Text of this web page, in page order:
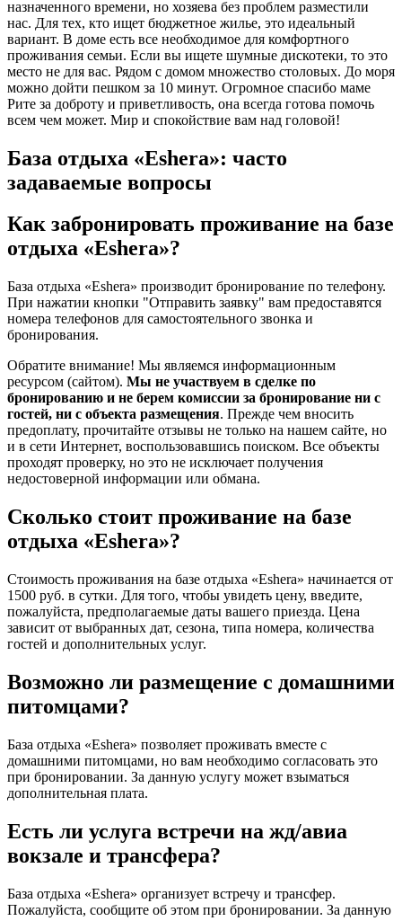
назначенного времени, но хозяева без проблем разместили
нас. Для тех, кто ищет бюджетное жилье, это идеальный
вариант. В доме есть все необходимое для комфортного
проживания семьи. Если вы ищете шумные дискотеки, то это
место не для вас. Рядом с домом множество столовых. До моря
можно дойти пешком за 10 минут. Огромное спасибо маме
Рите за доброту и приветливость, она всегда готова помочь
всем чем может. Мир и спокойствие вам над головой!
База отдыха «Eshera»: часто
задаваемые вопросы
Как забронировать проживание на базе
отдыха «Eshera»?
База отдыха «Eshera» производит бронирование по телефону.
При нажатии кнопки "Отправить заявку" вам предоставятся
номера телефонов для самостоятельного звонка и
бронирования.
Обратите внимание! Мы являемся информационным
ресурсом (сайтом). Мы не участвуем в сделке по
бронированию и не берем комиссии за бронирование ни с
гостей, ни с объекта размещения. Прежде чем вносить
предоплату, прочитайте отзывы не только на нашем сайте, но
и в сети Интернет, воспользовавшись поиском. Все объекты
проходят проверку, но это не исключает получения
недостоверной информации или обмана.
Сколько стоит проживание на базе
отдыха «Eshera»?
Стоимость проживания на базе отдыха «Eshera» начинается от
1500 руб. в сутки. Для того, чтобы увидеть цену, введите,
пожалуйста, предполагаемые даты вашего приезда. Цена
зависит от выбранных дат, сезона, типа номера, количества
гостей и дополнительных услуг.
Возможно ли размещение с домашними
питомцами?
База отдыха «Eshera» позволяет проживать вместе с
домашними питомцами, но вам необходимо согласовать это
при бронировании. За данную услугу может взыматься
дополнительная плата.
Есть ли услуга встречи на жд/авиа
вокзале и трансфера?
База отдыха «Eshera» организует встречу и трансфер.
Пожалуйста, сообщите об этом при бронировании. За данную